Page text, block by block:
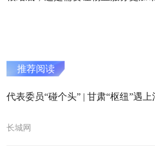
推荐阅读
长城网